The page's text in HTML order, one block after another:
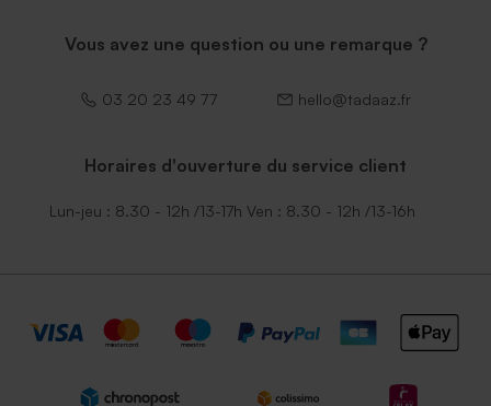
Vous avez une question ou une remarque ?
03 20 23 49 77 hello@tadaaz.fr
Horaires d'ouverture du service client
Lun-jeu : 8.30 - 12h /13-17h Ven : 8.30 - 12h /13-16h